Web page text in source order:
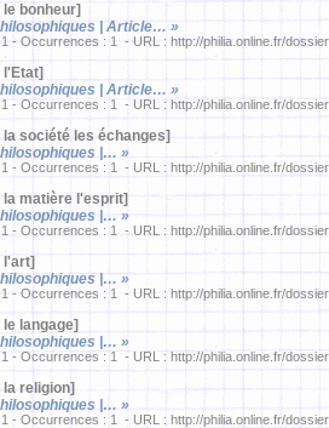
bonheur]
| Article… »
Occurrences : 1 - URL : http://philia.online.fr/
l'Etat]
| Article… »
Occurrences : 1 - URL : http://philia.online.fr/
société les échanges]
|… »
Occurrences : 1 - URL : http://philia.online.fr/
la matière l'esprit]
|… »
Occurrences : 1 - URL : http://philia.online.fr/
l'art]
|… »
Occurrences : 1 - URL : http://philia.online.fr/
langage]
|… »
Occurrences : 1 - URL : http://philia.online.fr/
religion]
|… »
Occurrences : 1 - URL : http://philia.online.fr/